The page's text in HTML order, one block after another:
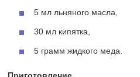
5 мл льняного масла,
30 мл кипятка,
5 грамм жидкого меда.